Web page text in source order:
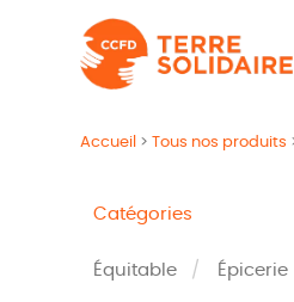
Accueil >Tous nos produits
Catégories
Équitable Épicerie